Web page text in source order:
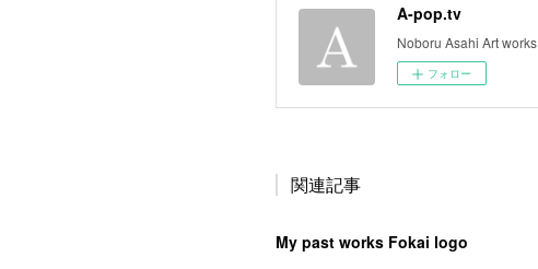
A-pop.tv
Noboru Asahi Art works
フォロー
関連記事
My past works Fokai logo